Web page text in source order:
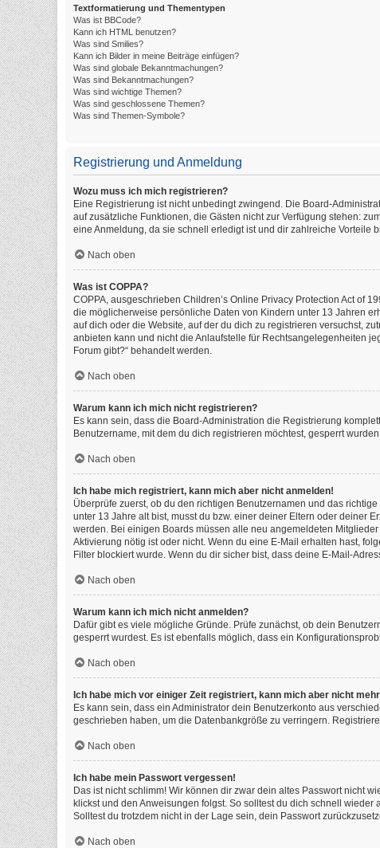
Textformatierung und Thementypen
Was ist BBCode?
Kann ich HTML benutzen?
Was sind Smilies?
Kann ich Bilder in meine Beiträge einfügen?
Was sind globale Bekanntmachungen?
Was sind Bekanntmachungen?
Was sind wichtige Themen?
Was sind geschlossene Themen?
Was sind Themen-Symbole?
Registrierung und Anmeldung
Wozu muss ich mich registrieren?
Eine Registrierung ist nicht unbedingt zwingend. Die Board-
auf zusätzliche Funktionen, die Gästen nicht zur Verfügung stehen:
eine Anmeldung, da sie schnell erledigt ist und dir zahlreiche Vorteile
Nach oben
Was ist COPPA?
COPPA, ausgeschrieben Children’s Online Privacy Protection Act of
die möglicherweise persönliche Daten von Kindern unter 13 Jahren
auf dich oder die Website, auf der du dich zu registrieren versuchst,
anbieten kann und nicht die Anlaufstelle für Rechtsangelegenheiten
Forum gibt?“ behandelt werden.
Nach oben
Warum kann ich mich nicht registrieren?
Es kann sein, dass die Board-Administration die Registrierung
Benutzername, mit dem du dich registrieren möchtest, gesperrt
Nach oben
Ich habe mich registriert, kann mich aber nicht anmelden!
Überprüfe zuerst, ob du den richtigen Benutzernamen und das
unter 13 Jahre alt bist, musst du bzw. einer deiner Eltern oder deiner
werden. Bei einigen Boards müssen alle neu angemeldeten
Aktivierung nötig ist oder nicht. Wenn du eine E-Mail erhalten hast,
Filter blockiert wurde. Wenn du dir sicher bist, dass deine E-Mail-
Nach oben
Warum kann ich mich nicht anmelden?
Dafür gibt es viele mögliche Gründe. Prüfe zunächst, ob dein
gesperrt wurdest. Es ist ebenfalls möglich, dass ein
Nach oben
Ich habe mich vor einiger Zeit registriert, kann mich aber nicht
Es kann sein, dass ein Administrator dein Benutzerkonto aus
geschrieben haben, um die Datenbankgröße zu verringern.
Nach oben
Ich habe mein Passwort vergessen!
Das ist nicht schlimm! Wir können dir zwar dein altes Passwort nicht
klickst und den Anweisungen folgst. So solltest du dich schnell wieder
Solltest du trotzdem nicht in der Lage sein, dein Passwort
Nach oben